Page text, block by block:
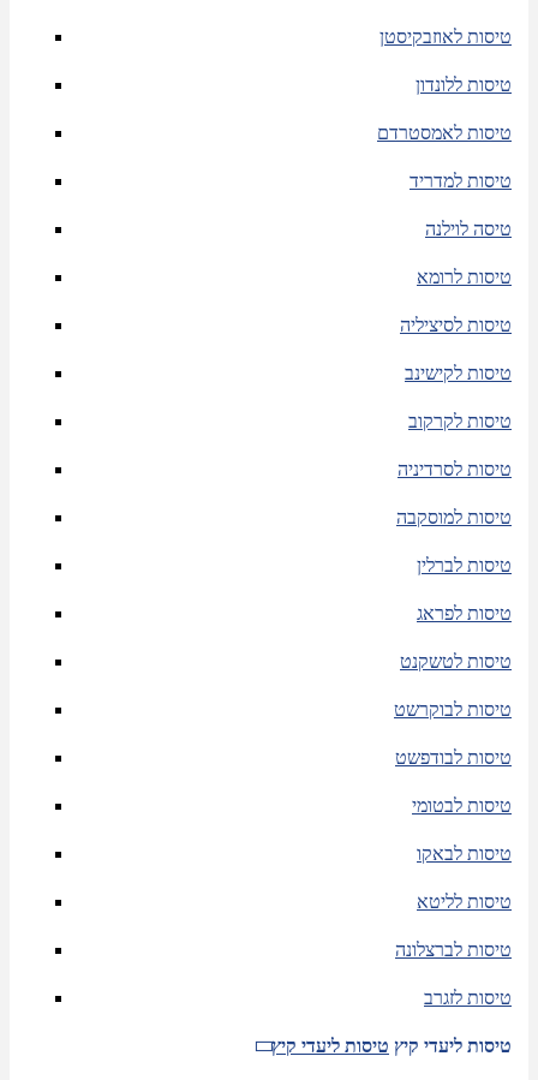
טיסות לאוזבקיסטן
טיסות ללונדון
טיסות לאמסטרדם
טיסות למדריד
טיסה לוילנה
טיסות לרומא
טיסות לסיציליה
טיסות לקישינב
טיסות לקרקוב
טיסות לסרדיניה
טיסות למוסקבה
טיסות לברלין
טיסות לפראג
טיסות לטשקנט
טיסות לבוקרשט
טיסות לבודפשט
טיסות לבטומי
טיסות לבאקו
טיסות לליטא
טיסות לברצלונה
טיסות לזגרב
טיסות ליעדי קיץ טיסות ליעדי קיץ